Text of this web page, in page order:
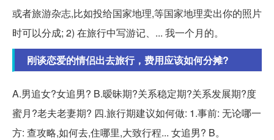
或者旅游杂志,比如投给国家地理,等国家地理卖出你的照片
时可以分成; 2) 在旅行中写游记、... 我一个月的。
刚谈恋爱的情侣出去旅行，费用应该如何分摊?
A.男追女?女追男? B.暧昧期?关系稳定期?关系发展期?度
蜜月?老夫老妻期? 四.旅行期建议如何做: 1.事前: 无论哪一
方: 查攻略,如何去,住哪里,大致行程... 女追男? B。